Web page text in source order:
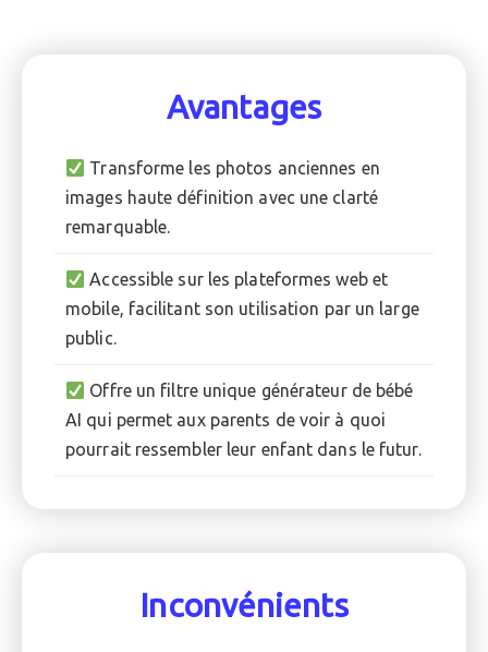
Avantages
Transforme les photos anciennes en
images haute définition avec une clarté
remarquable.
Accessible sur les plateformes web et
mobile, facilitant son utilisation par un large
public.
Offre un filtre unique générateur de bébé
AI qui permet aux parents de voir à quoi
pourrait ressembler leur enfant dans le futur.
Inconvénients